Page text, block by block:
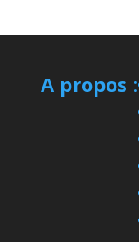
A propos :